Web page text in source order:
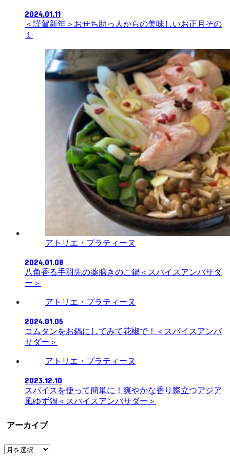
2024.01.11
＜謹賀新年＞おせち助っ人からの美味しいお正月その
１
アトリエ・プラティーヌ
2024.01.08
八角香る手羽先の薬膳きのこ鍋＜スパイスアンバサダ
ー＞
アトリエ・プラティーヌ
2024.01.05
コムタンをお鍋にしてみて花椒で！＜スパイスアンバ
サダー＞
アトリエ・プラティーヌ
2023.12.10
スパイスを使って簡単に！爽やかな香り際立つアジア
風ゆず鍋＜スパイスアンバサダー＞
アーカイブ
ア